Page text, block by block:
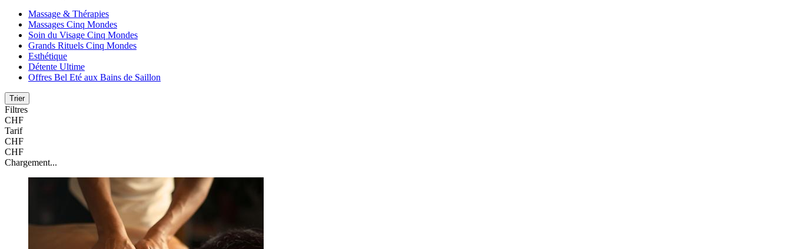
Massage & Thérapies
Massages Cinq Mondes
Soin du Visage Cinq Mondes
Grands Rituels Cinq Mondes
Esthétique
Détente Ultime
Offres Bel Eté aux Bains de Saillon
Trier
Filtres
CHF
Tarif
CHF
CHF
Chargement...